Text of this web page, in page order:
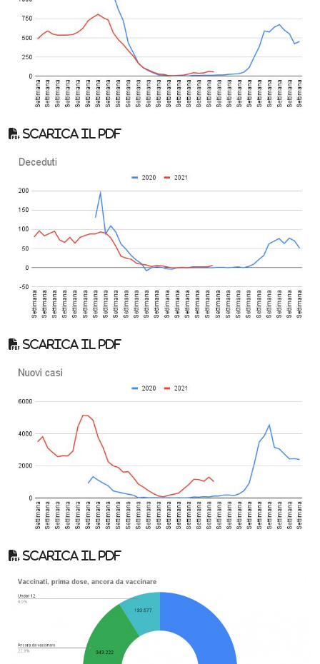
Scarica il pdf
Scarica il pdf
Scarica il pdf